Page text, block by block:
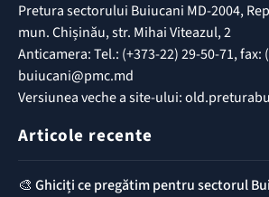
Pretura sectorului Buiucani MD-2004,
mun. Chișinău, str. Mihai Viteazul, 2
Anticamera: Tel.: (+373-22) 29-50-71, fax:
buiucani@pmc.md
Versiunea veche a site-ului:
Articole recente
🎨 Ghiciți ce pregătim pentru sectorul